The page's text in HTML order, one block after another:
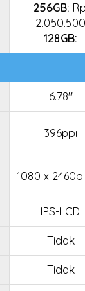
256GB:
2.050.500
128GB:
6.78"
396ppi
1080 x
IPS-LCD
Tidak
Tidak